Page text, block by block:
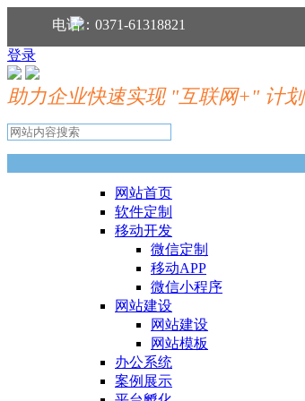
分享到：电话：0371-61318821
登录
助力企业快速实现 "互联网+" 计划
网站首页
软件定制
移动开发
微信定制
移动APP
微信小程序
网站建设
网站建设
网站模板
办公系统
案例展示